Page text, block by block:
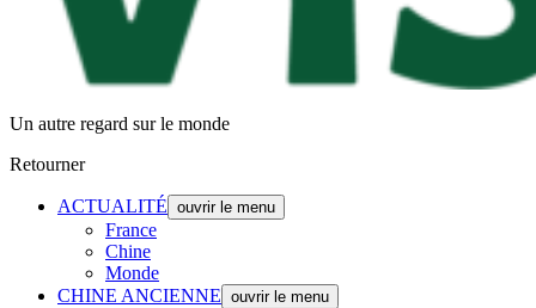
Un autre regard sur le monde
Retourner
ACTUALITÉ ouvrir le menu
France
Chine
Monde
CHINE ANCIENNE ouvrir le menu